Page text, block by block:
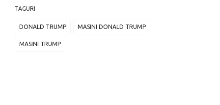
TAGURI
DONALD TRUMP MASINI DONALD TRUMP
MASINI TRUMP